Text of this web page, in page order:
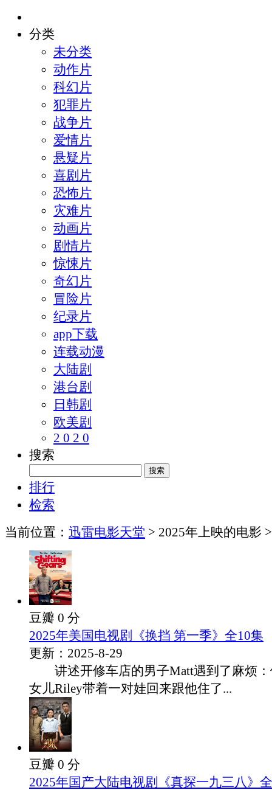
分类
未分类
动作片
科幻片
犯罪片
战争片
爱情片
悬疑片
喜剧片
恐怖片
灾难片
动画片
剧情片
惊悚片
奇幻片
冒险片
纪录片
app下载
连载动漫
大陆剧
港台剧
日韩剧
欧美剧
2 0 2 0
搜索
排行
检索
当前位置： 迅雷电影天堂 > 2025年上映的电影
豆瓣 0 分
2025年美国电视剧《换挡 第一季》全10集
更新：2025-8-29
讲述开修车店的男子Matt遇到了麻烦：
女儿Riley带着一对娃回来跟他住了...
豆瓣 0 分
2025年国产大陆电视剧《真探一九三八》